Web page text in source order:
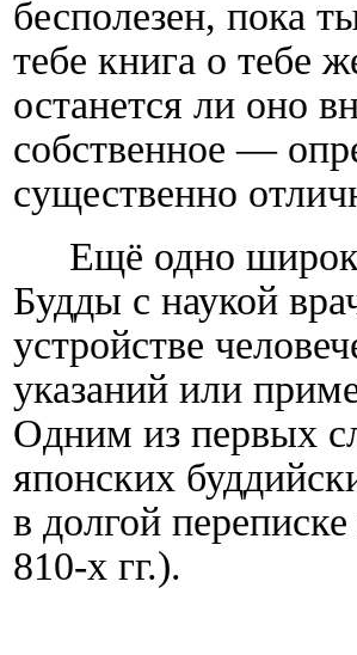
бесполезен, пока
тебе книга о тебе
останется ли оно
собственное —
существенно
Ещё одно
Будды с наукой
устройстве
указаний или
Одним из первых
японских
в долгой
810-х гг.).